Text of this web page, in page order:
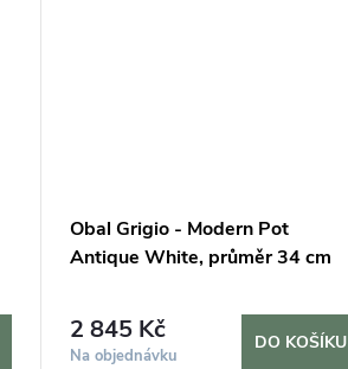
Obal Grigio - Modern Pot
Antique White, průměr 34 cm
2 845 Kč
Na objednávku
DO KOŠÍKU